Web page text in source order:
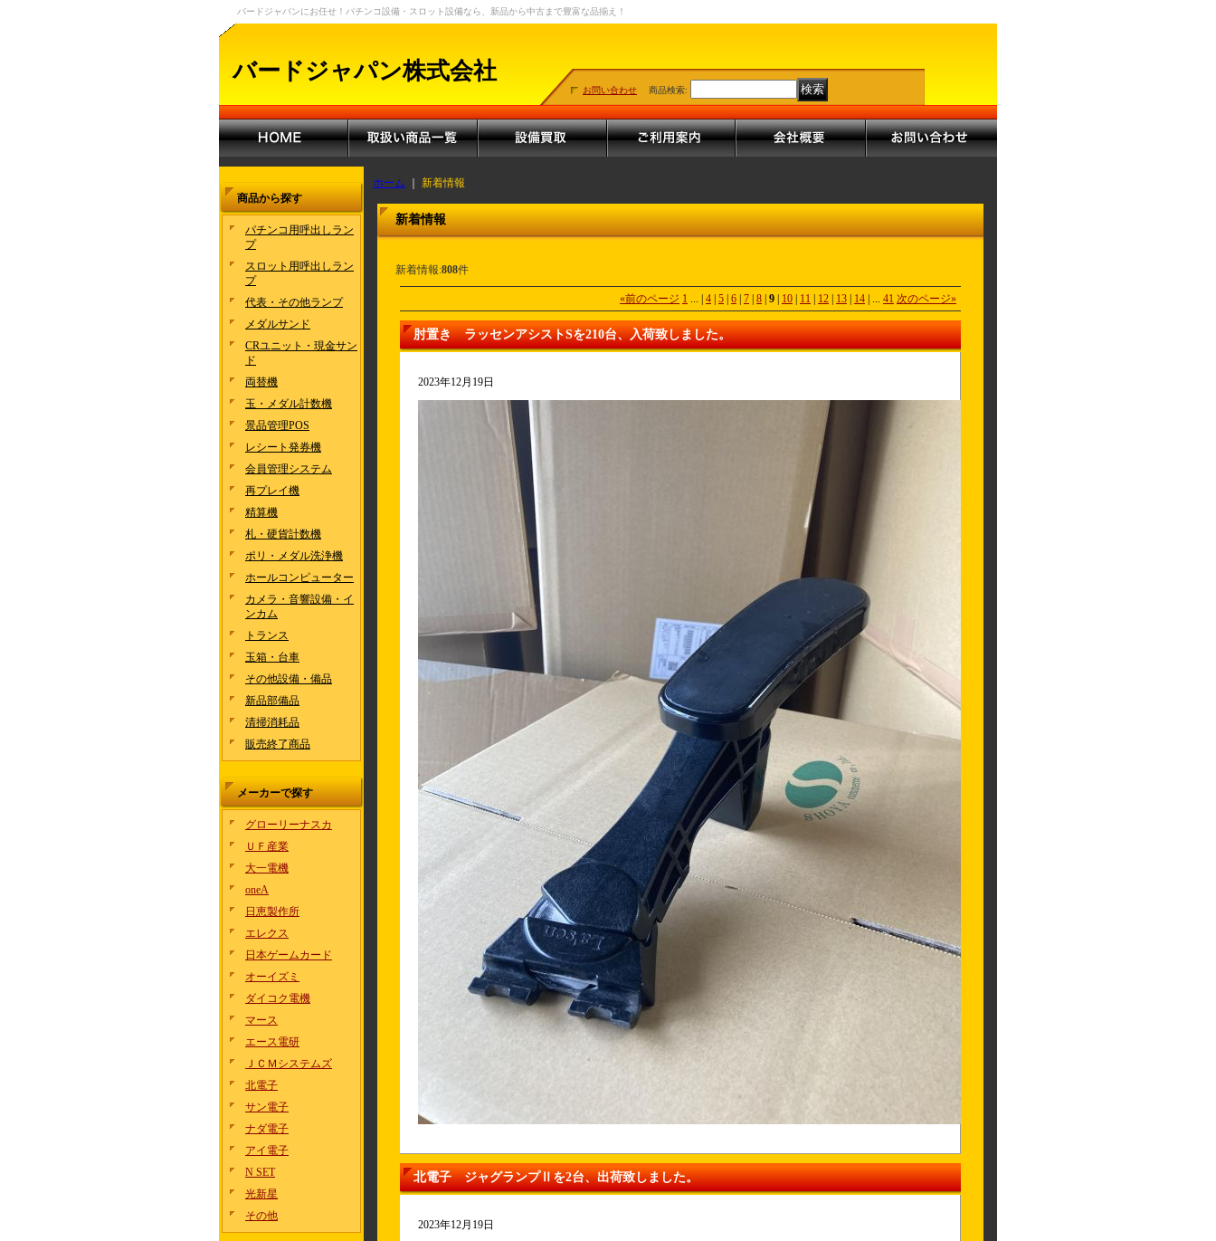
バードジャパンにお任せ！パチンコ設備・スロット設備なら、新品から中古まで豊富な品揃え！
バードジャパン株式会社
お問い合わせ 商品検索:
商品から探す
パチンコ用呼出しラン
プ
スロット用呼出しラン
プ
代表・その他ランプ
メダルサンド
CRユニット・現金サン
ド
両替機
玉・メダル計数機
景品管理POS
レシート発券機
会員管理システム
再プレイ機
精算機
札・硬貨計数機
ポリ・メダル洗浄機
ホールコンピューター
カメラ・音響設備・イ
ンカム
トランス
玉箱・台車
その他設備・備品
新品部備品
清掃消耗品
販売終了商品
メーカーで探す
グローリーナスカ
ＵＦ産業
大一電機
oneA
日恵製作所
エレクス
日本ゲームカード
オーイズミ
ダイコク電機
マース
エース電研
ＪＣＭシステムズ
北電子
サン電子
ナダ電子
アイ電子
N SET
光新星
その他
ホーム 新着情報
新着情報
新着情報:808件
«前のページ 1 ... 4 5 6 7 8 9 10 11 12 13 14 ... 41 次のページ»
肘置き ラッセンアシストSを210台、入荷致しました。
2023年12月19日
北電子 ジャグランプⅡを2台、出荷致しました。
2023年12月19日